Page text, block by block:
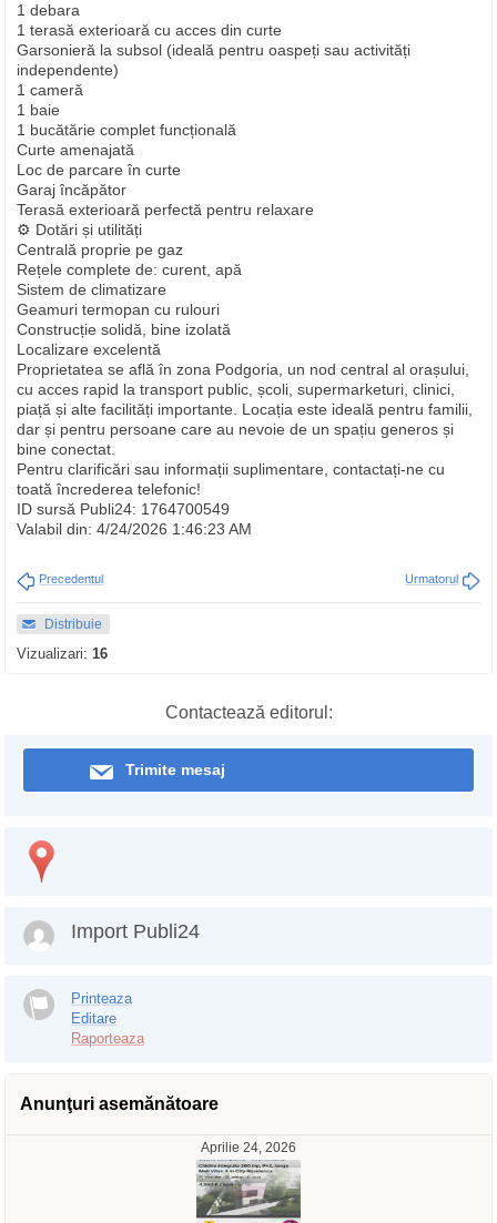
1 debara
1 terasă exterioară cu acces din curte
Garsonieră la subsol (ideală pentru oaspeți sau activități
independente)
1 cameră
1 baie
1 bucătărie complet funcțională
Curte amenajată
Loc de parcare în curte
Garaj încăpător
Terasă exterioară perfectă pentru relaxare
⚙️ Dotări și utilități
Centrală proprie pe gaz
Rețele complete de: curent, apă
Sistem de climatizare
Geamuri termopan cu rulouri
Construcție solidă, bine izolată
Localizare excelentă
Proprietatea se află în zona Podgoria, un nod central al orașului,
cu acces rapid la transport public, școli, supermarketuri, clinici,
piață și alte facilități importante. Locația este ideală pentru familii,
dar și pentru persoane care au nevoie de un spațiu generos și
bine conectat.
Pentru clarificări sau informații suplimentare, contactați-ne cu
toată încrederea telefonic!
ID sursă Publi24: 1764700549
Valabil din: 4/24/2026 1:46:23 AM
Precedentul Urmatorul
Distribuie
Vizualizari: 16
Contactează editorul:
Trimite mesaj
Import Publi24
Printeaza
Editare
Raporteaza
Anunţuri asemănătoare
Aprilie 24, 2026